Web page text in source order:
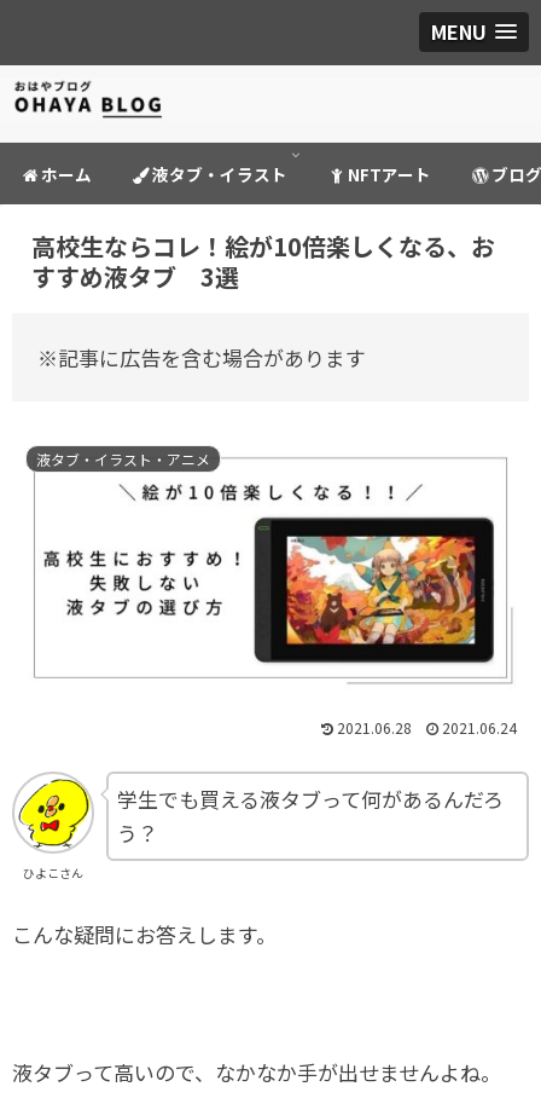
MENU
ホーム 液タブ・イラスト NFTアート ブロ
高校生ならコレ！絵が10倍楽しくなる、お
すすめ液タブ 3選
※記事に広告を含む場合があります
液タブ・イラスト・アニメ
2021.06.28 2021.06.24
ひよこさん
学生でも買える液タブって何があるんだろ
う？
こんな疑問にお答えします。
液タブって高いので、なかなか手が出せませんよね。